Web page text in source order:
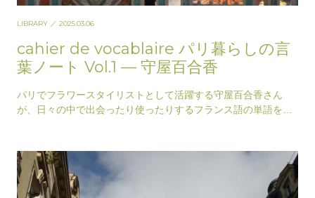
LIBRARY ／ 2025.03.06
cahier de vocablaire パリ暮らしの言
葉ノート Vol.1 — 守屋百合香
パリでフラワースタイリストとして活躍する守屋百合香さん
が、日々の中で出会ったり使ったりするフランス語の単語をキ